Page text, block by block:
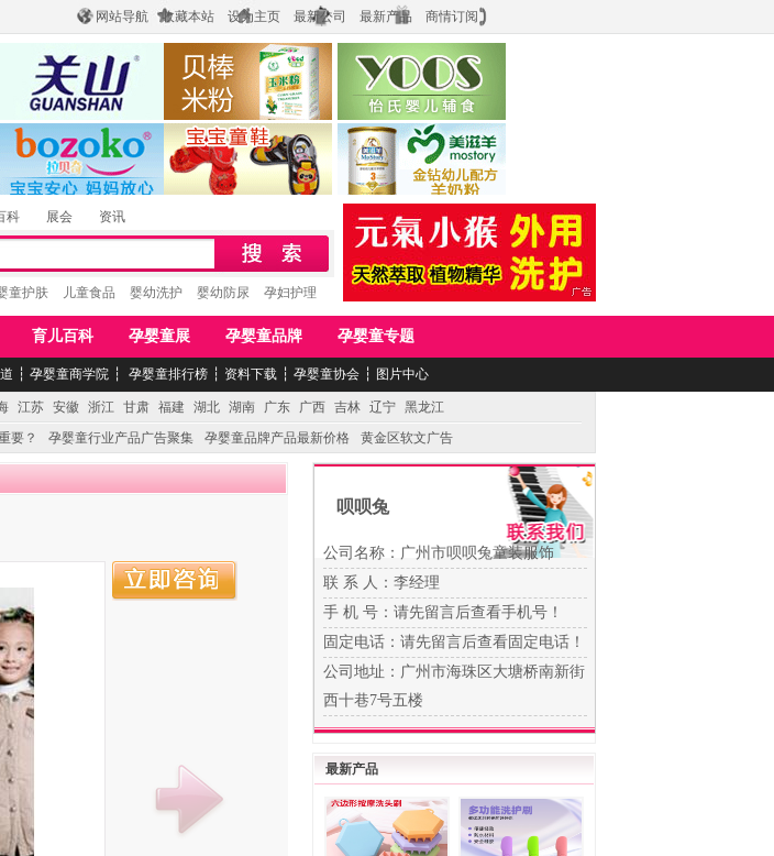
网站导航 收藏本站 设为主页 最新公司 最新产品 商情订阅
陕西关山乳业有限公司
香港欧嘻高婴童用品公司
江西贝棒儿童食品 上海怡氏食品科技有限公司
湖南美滋生物科技有限公司
科 展会 资讯
童护肤 儿童食品 婴幼洗护 婴幼防尿 孕妇护理
育儿百科 孕婴童展 孕婴童品牌 孕婴童专题
┆ 孕婴童商学院 ┆ 孕婴童排行榜 ┆ 资料下载 ┆ 孕婴童协会 ┆ 图片中心
江苏 安徽 浙江 甘肃 福建 湖北 湖南 广东 广西 吉林 辽宁 黑龙江
要？ 孕婴童行业产品广告聚集 孕婴童品牌产品最新价格 黄金区软文广告
呗呗兔
公司名称：广州市呗呗兔童装服饰
联 系 人：李经理
手 机 号： 请先留言后查看手机号！
固定电话： 请先留言后查看固定电话！
公司地址：广州市海珠区大塘桥南新街
西十巷7号五楼
最新产品